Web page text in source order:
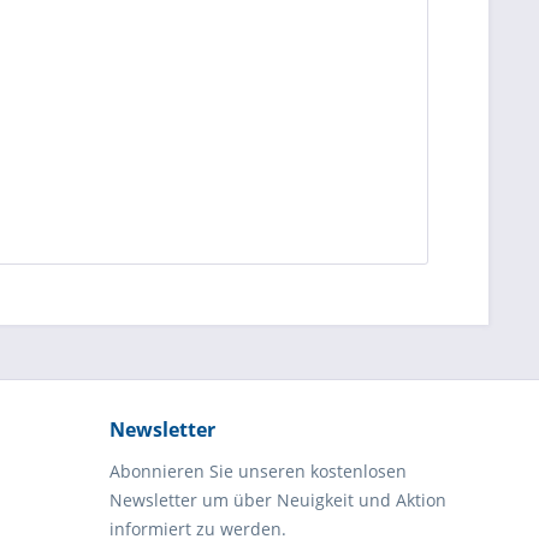
Newsletter
Abonnieren Sie unseren kostenlosen
Newsletter um über Neuigkeit und Aktion
informiert zu werden.